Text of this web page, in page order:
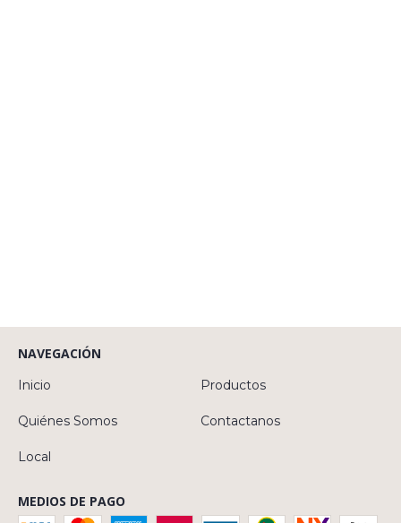
NAVEGACIÓN
Inicio Productos
Quiénes Somos Contactanos
Local
MEDIOS DE PAGO